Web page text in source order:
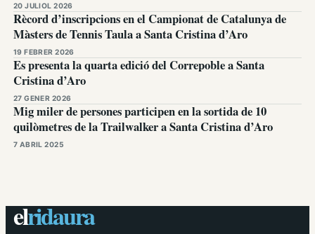
20 JULIOL 2026
Rècord d’inscripcions en el Campionat de Catalunya de
Màsters de Tennis Taula a Santa Cristina d’Aro
19 FEBRER 2026
Es presenta la quarta edició del Correpoble a Santa
Cristina d’Aro
27 GENER 2026
Mig miler de persones participen en la sortida de 10
quilòmetres de la Trailwalker a Santa Cristina d’Aro
7 ABRIL 2025
elridaura